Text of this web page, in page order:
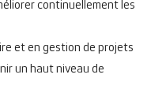
continuellement les
et en gestion de projets
un haut niveau de